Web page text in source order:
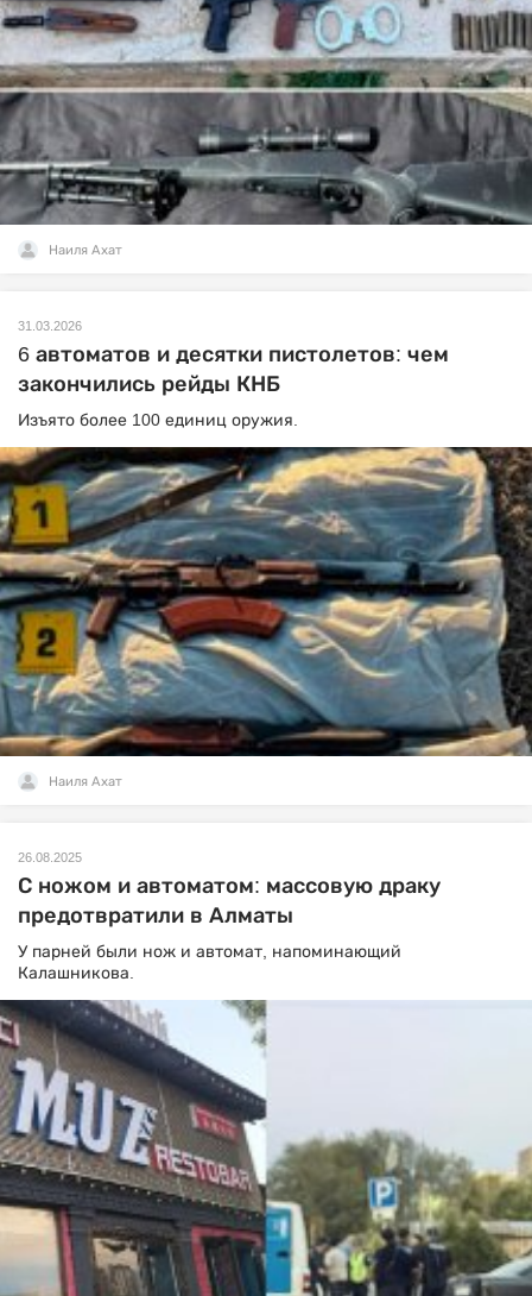
Наиля Ахат
31.03.2026
6 автоматов и десятки пистолетов: чем
закончились рейды КНБ
Изъято более 100 единиц оружия.
Наиля Ахат
26.08.2025
С ножом и автоматом: массовую драку
предотвратили в Алматы
У парней были нож и автомат, напоминающий
Калашникова.